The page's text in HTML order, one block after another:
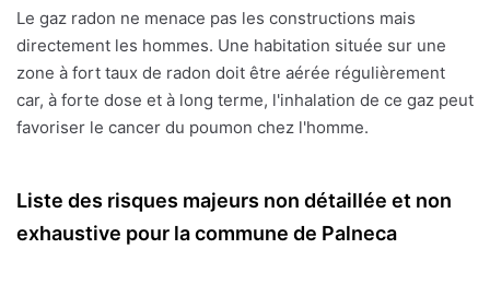
Le gaz radon ne menace pas les constructions mais
directement les hommes. Une habitation située sur une
zone à fort taux de radon doit être aérée régulièrement
car, à forte dose et à long terme, l'inhalation de ce gaz peut
favoriser le cancer du poumon chez l'homme.
Liste des risques majeurs non détaillée et non
exhaustive pour la commune de Palneca